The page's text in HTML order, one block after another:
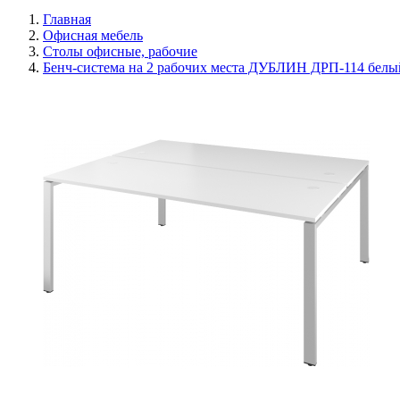
Главная
Офисная мебель
Столы офисные, рабочие
Бенч-система на 2 рабочих места ДУБЛИН ДРП-114